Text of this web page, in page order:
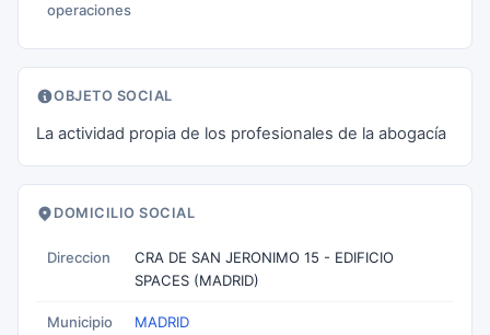
operaciones
OBJETO SOCIAL
La actividad propia de los profesionales de la abogacía
DOMICILIO SOCIAL
Direccion
CRA DE SAN JERONIMO 15 - EDIFICIO
SPACES (MADRID)
Municipio MADRID